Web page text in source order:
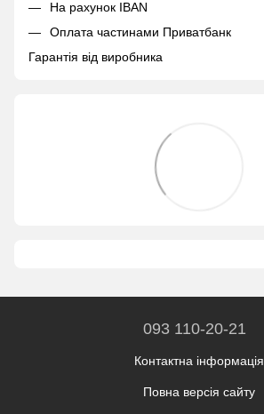
На рахунок IBAN
Оплата частинами Приватбанк
Гарантія від виробника
093 110-20-21
Контактна інформація
Повна версія сайту